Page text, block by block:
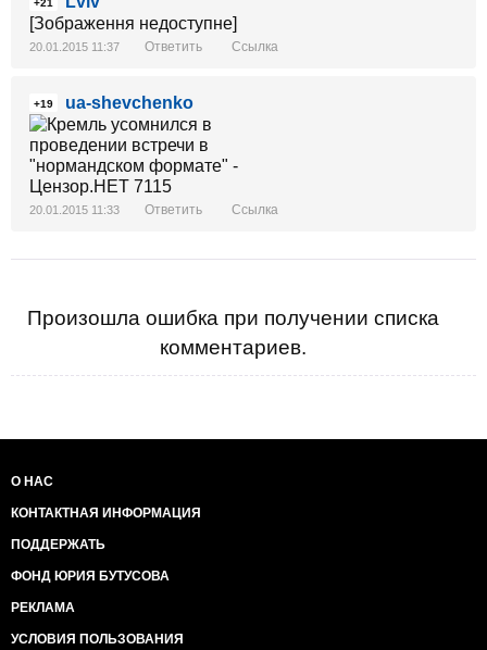
+21
[Зображення недоступне]
20.01.2015 11:37 Ответить Ссылка
+19 ua-shevchenko
20.01.2015 11:33 Ответить Ссылка
Произошла ошибка при получении списка
комментариев.
О НАС
КОНТАКТНАЯ ИНФОРМАЦИЯ
ПОДДЕРЖАТЬ
ФОНД ЮРИЯ БУТУСОВА
РЕКЛАМА
УСЛОВИЯ ПОЛЬЗОВАНИЯ